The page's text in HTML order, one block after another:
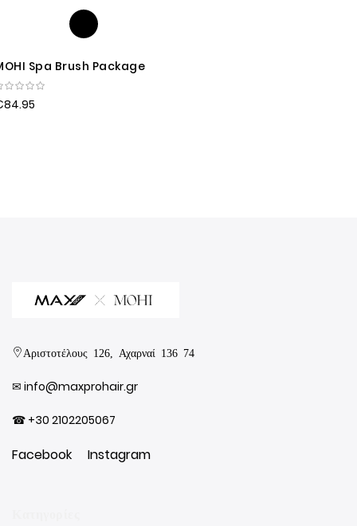
Spa Brush Package
Αριστοτέλους 126, Αχαρναί 136 74
✉︎ info@maxprohair.gr
☎ +30 2102205067
Facebook Instagram